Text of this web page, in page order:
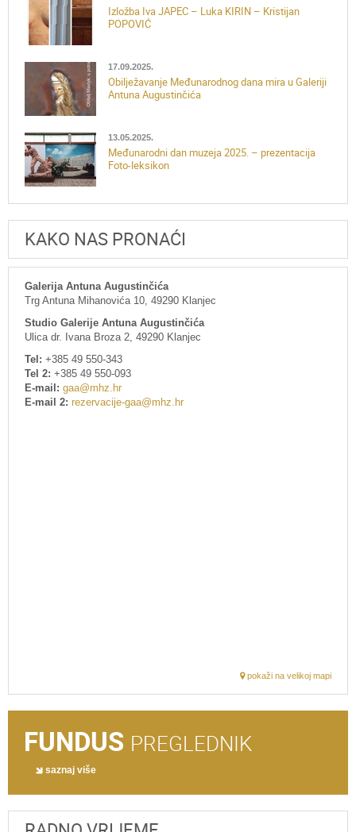
Izložba Iva JAPEC – Luka KIRIN – Kristijan
POPOVIĆ
17.09.2025.
Obilježavanje Međunarodnog dana mira u Galeriji
Antuna Augustinčića
13.05.2025.
Međunarodni dan muzeja 2025. – prezentacija
Foto-leksikon
KAKO NAS PRONAĆI
Galerija Antuna Augustinčića
Trg Antuna Mihanovića 10, 49290 Klanjec
Studio Galerije Antuna Augustinčića
Ulica dr. Ivana Broza 2, 49290 Klanjec
Tel: +385 49 550-343
Tel 2: +385 49 550-093
E-mail: gaa@mhz.hr
E-mail 2: rezervacije-gaa@mhz.hr
pokaži na velikoj mapi
FUNDUS PREGLEDNIK
saznaj više